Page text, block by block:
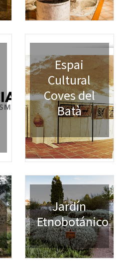
Espai
Cultural
Coves del
Batà
Jardín
Etnobotánico